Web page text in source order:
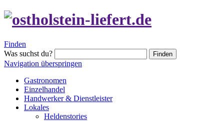
Finden
Was suchst du?
Finden
Navigation überspringen
Gastronomen
Einzelhandel
Handwerker & Dienstleister
Lokales
Heldenstories